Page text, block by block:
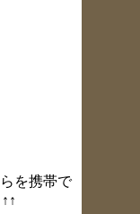
のお知ら
）
レッチ）
を携帯で